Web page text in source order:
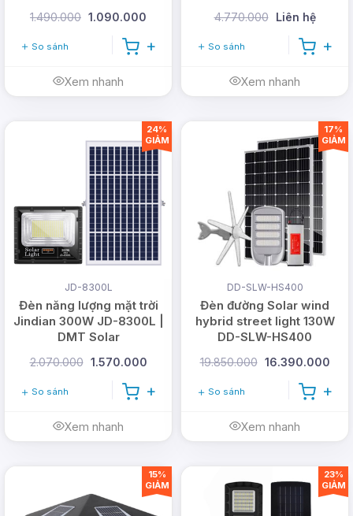
1.490.000 1.090.000
So sánh
Xem nhanh
4.770.000 Liên hệ
So sánh
Xem nhanh
JD-8300L
Đèn năng lượng mặt trời
Jindian 300W JD-8300L |
DMT Solar
2.070.000 1.570.000
So sánh
Xem nhanh
24%
GIẢM
DD-SLW-HS400
Đèn đường Solar wind
hybrid street light 130W
DD-SLW-HS400
19.850.000 16.390.000
So sánh
Xem nhanh
17%
GIẢM
15%
GIẢM
23%
GIẢM